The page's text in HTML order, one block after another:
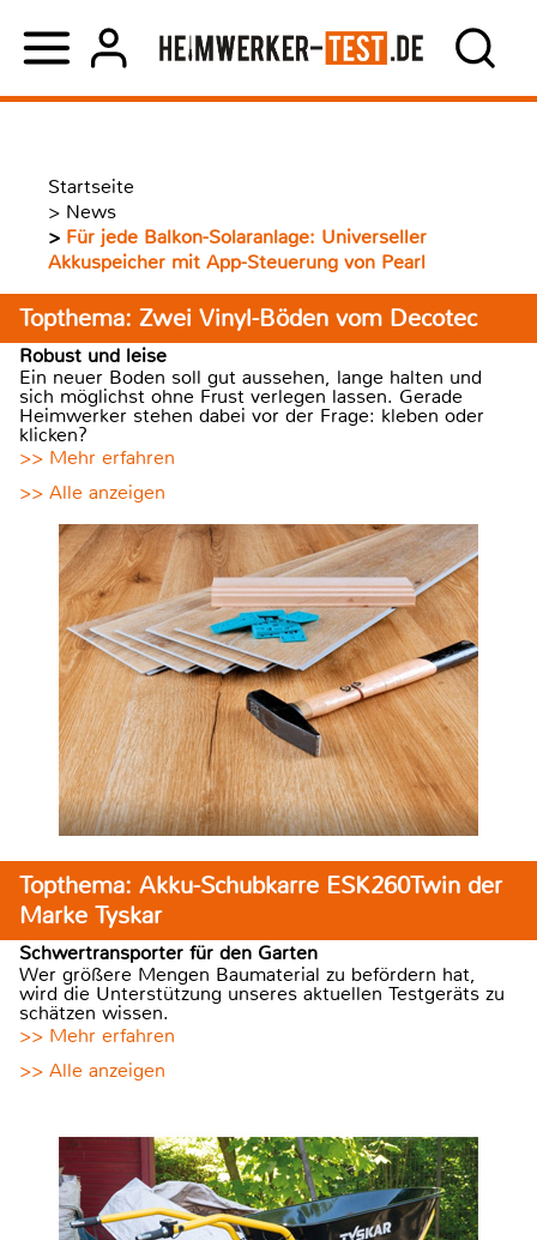
Startseite
> News
> Für jede Balkon-Solaranlage: Universeller
Akkuspeicher mit App-Steuerung von Pearl
Topthema: Zwei Vinyl-Böden vom Decotec
Robust und leise
Ein neuer Boden soll gut aussehen, lange halten und
sich möglichst ohne Frust verlegen lassen. Gerade
Heimwerker stehen dabei vor der Frage: kleben oder
klicken?
>> Mehr erfahren
>> Alle anzeigen
Topthema: Akku-Schubkarre ESK260Twin der
Marke Tyskar
Schwertransporter für den Garten
Wer größere Mengen Baumaterial zu befördern hat,
wird die Unterstützung unseres aktuellen Testgeräts zu
schätzen wissen.
>> Mehr erfahren
>> Alle anzeigen